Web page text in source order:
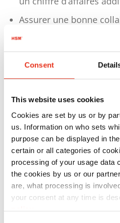
Consent
This website uses cookies
Cookies are set by us or by
us. Information on who sets
purpose can be displayed in
certain or all categories of
processing of your usage data
the cookies by us or our
are, what processing is
your consent at any time is
policy.
Assurer une bonne
Expérience solide en
Expérience confirmée en
Management
Aisance en négociation.
Affinité technique.
Capacité à trouver des
plusieurs options.
Approche structurée et